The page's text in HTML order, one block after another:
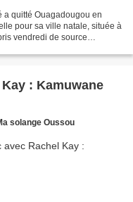
a quitté Ouagadougou en
pour sa ville natale, située à
vendredi de source
: Kamuwane
solange Oussou